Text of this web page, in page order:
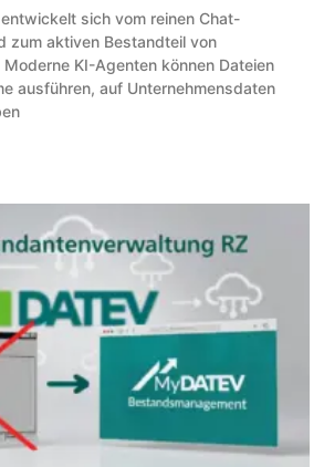
sich vom reinen Chat-
zum aktiven Bestandteil von
KI-Agenten können Dateien
ausführen, auf Unternehmensdaten